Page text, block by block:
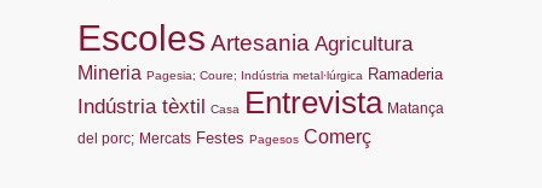
Escoles Artesania Agricultura
Mineria Pagesia; Coure; Indústria metal·lúrgica Ramaderia
Indústria tèxtil Casa Entrevista Matança
del porc; Mercats Festes Pagesos Comerç